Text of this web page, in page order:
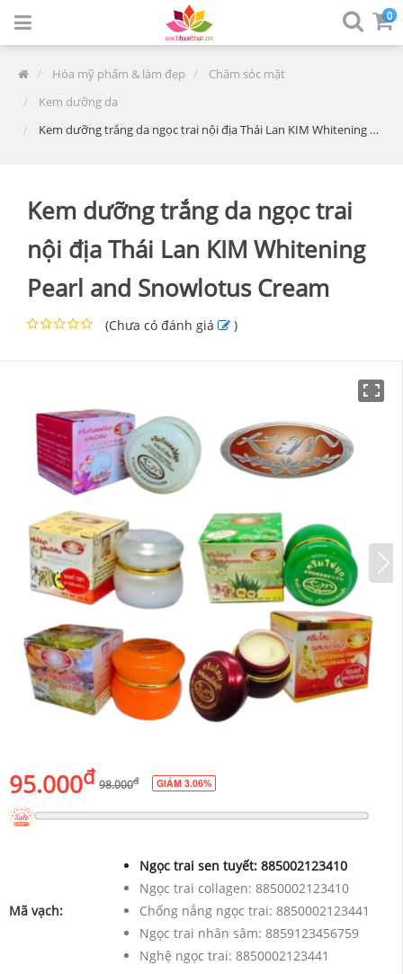
0
Hóa mỹ phẩm & làm đẹp
Chăm sóc mặt
Kem dưỡng da
Kem dưỡng trắng da ngọc trai nội địa Thái Lan KIM Whitening Pearl and Snowlotus Cream
Kem dưỡng trắng da ngọc trai
nội địa Thái Lan KIM Whitening
Pearl and Snowlotus Cream
(Chưa có đánh giá )
95.000đ 98.000đ GIẢM 3.06%
Mã vạch:
Ngọc trai sen tuyết: 885002123410
Ngọc trai collagen: 8850002123410
Chống nắng ngọc trai: 8850002123441
Ngọc trai nhân sâm: 8859123456759
Nghệ ngọc trai: 8850002123441